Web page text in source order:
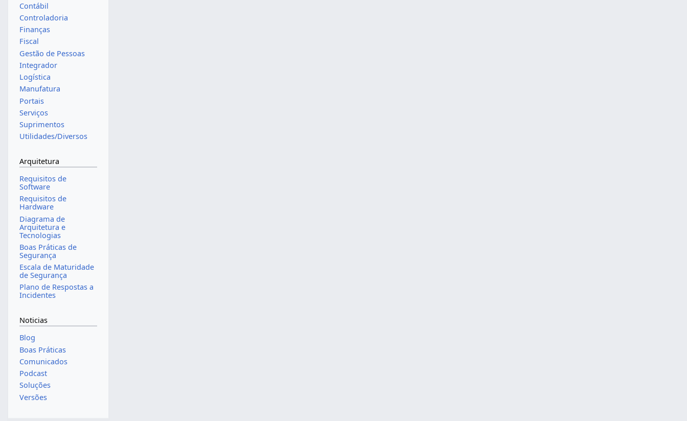
Contábil
Controladoria
Finanças
Fiscal
Gestão de Pessoas
Integrador
Logística
Manufatura
Portais
Serviços
Suprimentos
Utilidades/Diversos
Arquitetura
Requisitos de
Software
Requisitos de
Hardware
Diagrama de
Arquitetura e
Tecnologias
Boas Práticas de
Segurança
Escala de Maturidade
de Segurança
Plano de Respostas a
Incidentes
Noticias
Blog
Boas Práticas
Comunicados
Podcast
Soluções
Versões